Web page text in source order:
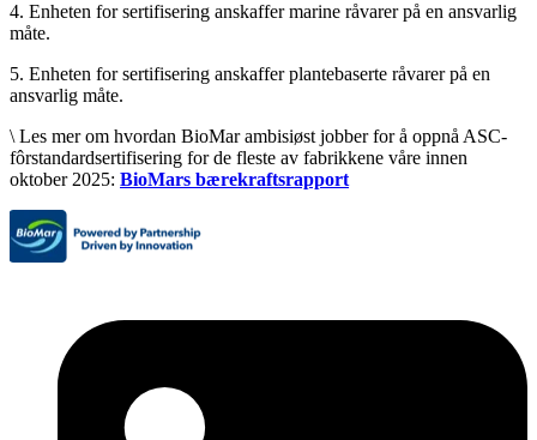
4. Enheten for sertifisering anskaffer marine råvarer på en ansvarlig
måte.
5. Enheten for sertifisering anskaffer plantebaserte råvarer på en
ansvarlig måte.
\ Les mer om hvordan BioMar ambisiøst jobber for å oppnå ASC-
fôrstandardsertifisering for de fleste av fabrikkene våre innen
oktober 2025: BioMars bærekraftsrapport